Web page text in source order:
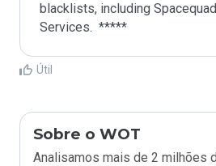
blacklists, including
Útil
Sobre o WOT
Analisamos mais de 2 milhões